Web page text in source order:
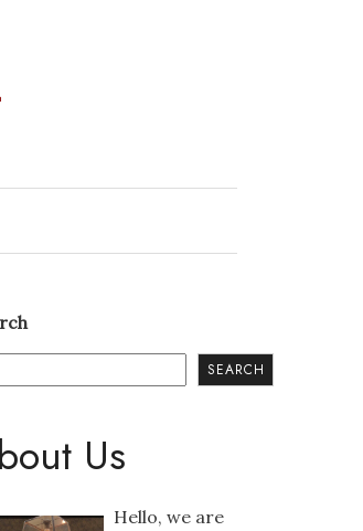
SEARCH
Us
Hello, we are